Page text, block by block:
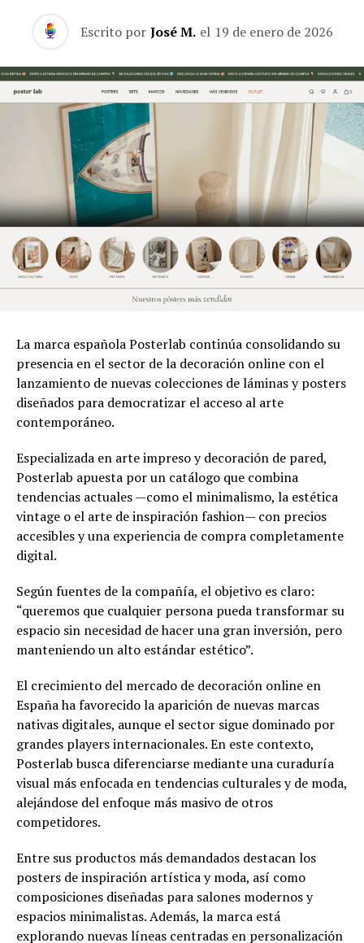
Escrito por José M. el 19 de enero de 2026
La marca española Posterlab continúa consolidando su
presencia en el sector de la decoración online con el
lanzamiento de nuevas colecciones de láminas y posters
diseñados para democratizar el acceso al arte
contemporáneo.
Especializada en arte impreso y decoración de pared,
Posterlab apuesta por un catálogo que combina
tendencias actuales —como el minimalismo, la estética
vintage o el arte de inspiración fashion— con precios
accesibles y una experiencia de compra completamente
digital.
Según fuentes de la compañía, el objetivo es claro:
“queremos que cualquier persona pueda transformar su
espacio sin necesidad de hacer una gran inversión, pero
manteniendo un alto estándar estético”.
El crecimiento del mercado de decoración online en
España ha favorecido la aparición de nuevas marcas
nativas digitales, aunque el sector sigue dominado por
grandes players internacionales. En este contexto,
Posterlab busca diferenciarse mediante una curaduría
visual más enfocada en tendencias culturales y de moda,
alejándose del enfoque más masivo de otros
competidores.
Entre sus productos más demandados destacan los
posters de inspiración artística y moda, así como
composiciones diseñadas para salones modernos y
espacios minimalistas. Además, la marca está
explorando nuevas líneas centradas en personalización